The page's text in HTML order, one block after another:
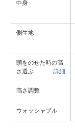
中身
側生地
頭をのせた時の高
さ選ぶ
詳細
高さ調整
ウォッシャブル